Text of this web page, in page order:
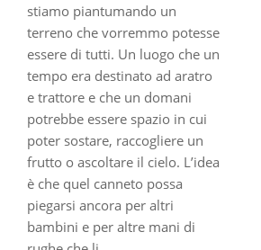
stiamo piantumando un
terreno che vorremmo potesse
essere di tutti. Un luogo che un
tempo era destinato ad aratro
e trattore e che un domani
potrebbe essere spazio in cui
poter sostare, raccogliere un
frutto o ascoltare il cielo. L’idea
è che quel canneto possa
piegarsi ancora per altri
bambini e per altre mani di